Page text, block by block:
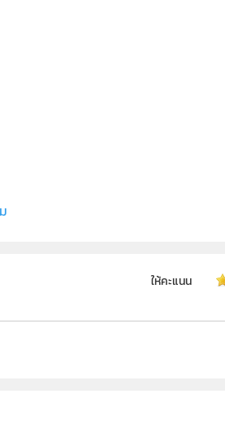
ให้คะแนน